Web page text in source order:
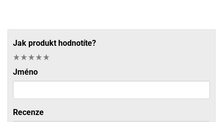
Jak produkt hodnotíte?
Jméno
Recenze